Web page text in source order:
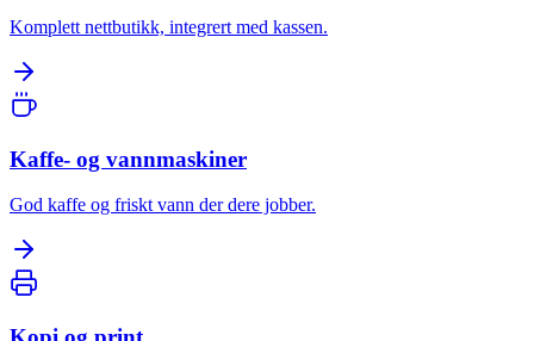
Komplett nettbutikk, integrert med kassen.
Kaffe- og vannmaskiner
God kaffe og friskt vann der dere jobber.